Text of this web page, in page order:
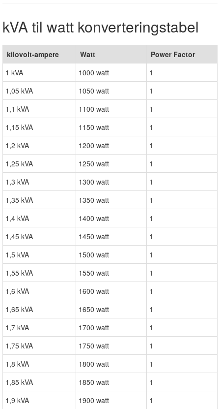
kVA til watt konverteringstabel
kilovolt-ampere Watt
Power Factor
1 kVA
1000 watt
1
1,05 kVA
1050 watt
1
1,1 kVA
1100 watt
1
1,15 kVA
1150 watt
1
1,2 kVA
1200 watt
1
1,25 kVA
1250 watt
1
1,3 kVA
1300 watt
1
1,35 kVA
1350 watt
1
1,4 kVA
1400 watt
1
1,45 kVA
1450 watt
1
1,5 kVA
1500 watt
1
1,55 kVA
1550 watt
1
1,6 kVA
1600 watt
1
1,65 kVA
1650 watt
1
1,7 kVA
1700 watt
1
1,75 kVA
1750 watt
1
1,8 kVA
1800 watt
1
1,85 kVA
1850 watt
1
1,9 kVA
1900 watt
1